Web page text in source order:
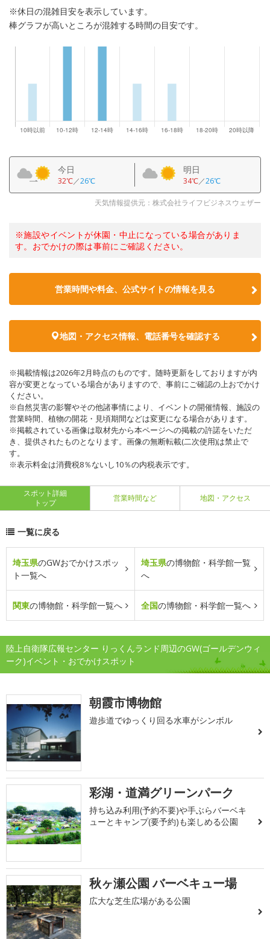
※休日の混雑目安を表示しています。
棒グラフが高いところが混雑する時間の目安です。
今日
32℃／26℃
明日
34℃／26℃
天気情報提供元：株式会社ライフビジネスウェザー
※施設やイベントが休園・中止になっている場合がありま
す。おでかけの際は事前にご確認ください。
営業時間や料金、公式サイトの情報を見る
地図・アクセス情報、電話番号を確認する
※掲載情報は2026年2月時点のものです。随時更新をしておりますが内
容が変更となっている場合がありますので、事前にご確認の上おでかけ
ください。
※自然災害の影響やその他諸事情により、イベントの開催情報、施設の
営業時間、植物の開花・見頃期間などは変更になる場合があります。
※掲載されている画像は取材先から本ページへの掲載の許諾をいただ
き、提供されたものとなります。画像の無断転載(二次使用)は禁止で
す。
※表示料金は消費税8％ないし10％の内税表示です。
スポット詳細
トップ
営業時間など 地図・アクセス
一覧に戻る
埼玉県のGWおでかけスポッ
ト一覧へ
埼玉県の博物館・科学館一覧
へ
関東の博物館・科学館一覧へ 全国の博物館・科学館一覧へ
陸上自衛隊広報センター りっくんランド周辺のGW(ゴールデンウィ
ーク)イベント・おでかけスポット
朝霞市博物館
遊歩道でゆっくり回る水車がシンボル
彩湖・道満グリーンパーク
持ち込み利用(予約不要)や手ぶらバーベキ
ューとキャンプ(要予約)も楽しめる公園
秋ヶ瀬公園 バーベキュー場
広大な芝生広場がある公園